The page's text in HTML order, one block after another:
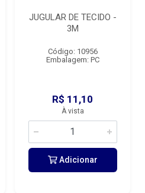
JUGULAR DE TECIDO -
3M
Código: 10956
Embalagem: PC
R$ 11,10
À vista
Adicionar